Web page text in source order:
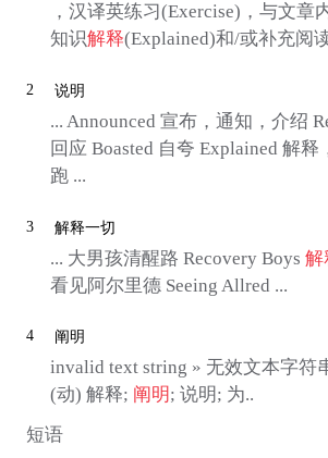
，汉译英练习(Exercise)，与文章
知识解释(Explained)和/或补充阅
2 说明
... Announced 宣布，通知，介绍
回应 Boasted 自夸 Explained 解释
跑 ...
3 解释一切
... 大男孩清醒路 Recovery Boys 解
看见阿尔里德 Seeing Allred ...
4 阐明
invalid text string » 无效文本字符
(动) 解释; 阐明; 说明; 为..
短语